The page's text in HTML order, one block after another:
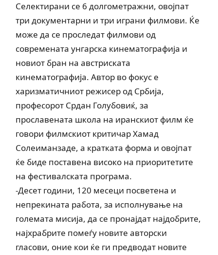
Селектирани се 6 долгометражни, овојпат
три документарни и три играни филмови. Ќе
може да се проследат филмови од
современата унгарска кинематографија и
новиот бран на австриската
кинематографија. Автор во фокус е
харизматичниот режисер од Србија,
професорот Срдан Голубовиќ, за
прославената школа на иранскиот филм ќе
говори филмскиот критичар Хамад
Солеиманзаде, а кратката форма и овојпат
ќе биде поставена високо на приоритетите
на фестивалската програма.
-Десет години, 120 месеци посветена и
непрекината работа, за исполнување на
големата мисија, да се пронајдат најдобрите,
најхрабрите помеѓу новите авторски
гласови, оние кои ќе ги предводат новите